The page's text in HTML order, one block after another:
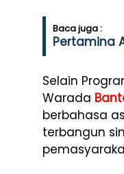
Baca juga :
Pertamina
Selain
Warada
berbahasa
terbangun